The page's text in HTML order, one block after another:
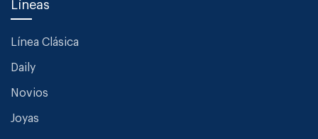
Líneas
Línea Clásica
Daily
Novios
Joyas